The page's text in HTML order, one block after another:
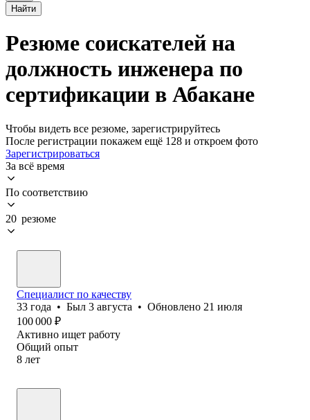
Найти
Резюме соискателей на
должность инженера по
сертификации в Абакане
Чтобы видеть все резюме, зарегистрируйтесь
После регистрации покажем ещё 128 и откроем фото
Зарегистрироваться
За всё время
По соответствию
20 резюме
Специалист по качеству
33 года • Был 3 августа • Обновлено 21 июля
100 000 ₽
Активно ищет работу
Общий опыт
8 лет